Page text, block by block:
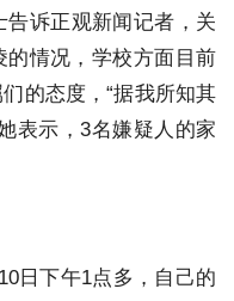
告诉正观新闻记者，关
情况，学校方面目前
的态度，“据我所知其
表示，3名嫌疑人的家
日下午1点多，自己的